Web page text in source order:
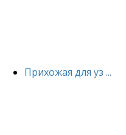
Прихожая для уз ...